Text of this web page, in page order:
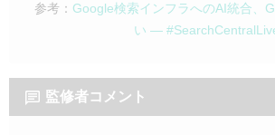
参考： Google検索インフラへのAI統合、
い —
監修者コメント